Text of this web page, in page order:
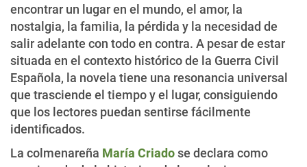
encontrar un lugar en el mundo, el amor, la
nostalgia, la familia, la pérdida y la necesidad de
salir adelante con todo en contra. A pesar de estar
situada en el contexto histórico de la Guerra Civil
Española, la novela tiene una resonancia universal
que trasciende el tiempo y el lugar, consiguiendo
que los lectores puedan sentirse fácilmente
identificados.
La colmenareña María Criadose declara como